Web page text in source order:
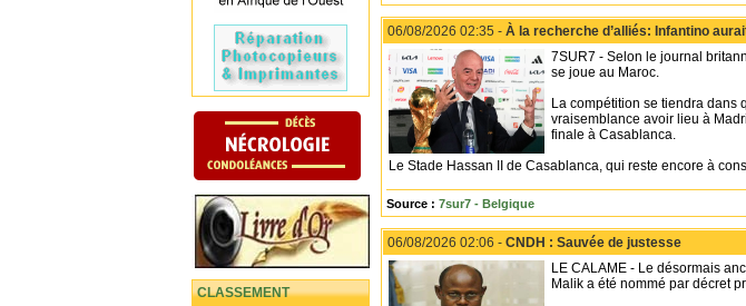
CLASSEMENT
06/08/2026 02:35 - À la recherche d’alliés: Infantino
7SUR7 - Selon le journal
se joue au Maroc.
La compétition se tiendra dans
vraisemblance avoir lieu à
finale à Casablanca.
Le Stade Hassan II de Casablanca, qui reste encore à
Source : 7sur7 - Belgique
06/08/2026 02:06 - CNDH : Sauvée de justesse
LE CALAME - Le désormais
Malik a été nommé par décret